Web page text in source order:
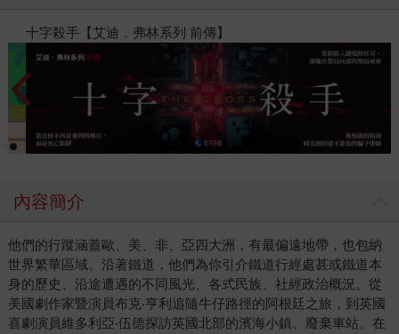
閱讀漫遊錄-2026上半年暢銷榜
內容簡介
他們的行蹤涵蓋歐、美、非、亞四大洲，有最偏遠地帶，也包納
世界繁華區域。沿著鐵道，他們為你引介鐵道行經處甚或鐵道本
身的歷史、沿途遭遇的不同風光、各式民族、社經政治概況。從
美國劇作家暨演員布克‧亨利追隨牛仔路徑的阿根廷之旅，到英國
喜劇演員維多利亞‧伍德探訪英國北部的濱海小鎮、廢棄車站。在